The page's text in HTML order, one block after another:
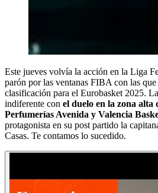
Este jueves volvía la acción en la Liga
parón por las ventanas FIBA con las
clasificación para el Eurobasket 2025.
indiferente con el duelo en la zona alta
Perfumerías Avenida y Valencia
protagonista en su post partido la
Casas. Te contamos lo sucedido.